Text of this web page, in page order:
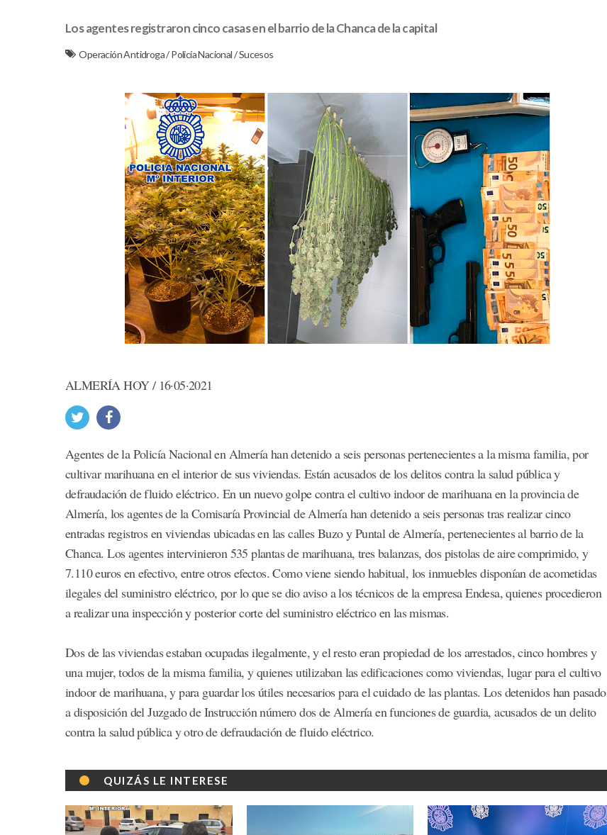
Los agentes registraron cinco casas en el barrio de la Chanca de la capital
Operación Antidroga/Policía Nacional/Sucesos
ALMERÍA HOY / 16·05·2021
Agentes de la Policía Nacional en Almería han detenido a seis personas pertenecientes a la misma familia, por
cultivar marihuana en el interior de sus viviendas. Están acusados de los delitos contra la salud pública y
defraudación de fluido eléctrico. En un nuevo golpe contra el cultivo indoor de marihuana en la provincia de
Almería, los agentes de la Comisaría Provincial de Almería han detenido a seis personas tras realizar cinco
entradas registros en viviendas ubicadas en las calles Buzo y Puntal de Almería, pertenecientes al barrio de la
Chanca. Los agentes intervinieron 535 plantas de marihuana, tres balanzas, dos pistolas de aire comprimido, y
7.110 euros en efectivo, entre otros efectos. Como viene siendo habitual, los inmuebles disponían de acometidas
ilegales del suministro eléctrico, por lo que se dio aviso a los técnicos de la empresa Endesa, quienes procedieron
a realizar una inspección y posterior corte del suministro eléctrico en las mismas.
Dos de las viviendas estaban ocupadas ilegalmente, y el resto eran propiedad de los arrestados, cinco hombres y
una mujer, todos de la misma familia, y quienes utilizaban las edificaciones como viviendas, lugar para el cultivo
indoor de marihuana, y para guardar los útiles necesarios para el cuidado de las plantas. Los detenidos han pasado
a disposición del Juzgado de Instrucción número dos de Almería en funciones de guardia, acusados de un delito
contra la salud pública y otro de defraudación de fluido eléctrico.
QUIZÁS LE INTERESE